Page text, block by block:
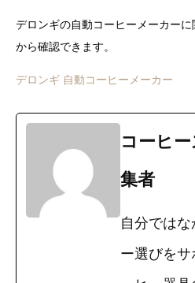
デロンギの自動コーヒーメーカー
から確認できます。
デロンギ 自動コーヒーメーカー
コーヒ
集者
自分では
ー選びをサ